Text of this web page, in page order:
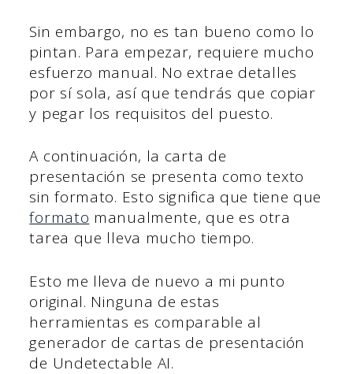
Sin embargo, no es tan bueno como lo
pintan. Para empezar, requiere mucho
esfuerzo manual. No extrae detalles
por sí sola, así que tendrás que copiar
y pegar los requisitos del puesto.
A continuación, la carta de
presentación se presenta como texto
sin formato. Esto significa que tiene que
formato manualmente, que es otra
tarea que lleva mucho tiempo.
Esto me lleva de nuevo a mi punto
original. Ninguna de estas
herramientas es comparable al
generador de cartas de presentación
de Undetectable AI.